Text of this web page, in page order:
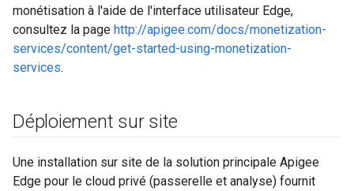
monétisation à l'aide de l'interface utilisateur Edge,
consultez la page http://apigee.com/docs/monetization-
services/content/get-started-using-monetization-
services.
Déploiement sur site
Une installation sur site de la solution principale Apigee
Edge pour le cloud privé (passerelle et analyse) fournit